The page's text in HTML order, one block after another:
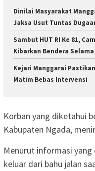
Dinilai Masyarakat
Jaksa Usut Tuntas
Sambut HUT RI Ke 81,
Kibarkan Bendera
Kejari Manggarai
Matim Bebas Intervensi
Korban yang diketahui
Kabupaten Ngada,
Menurut informasi
keluar dari bahu jalan